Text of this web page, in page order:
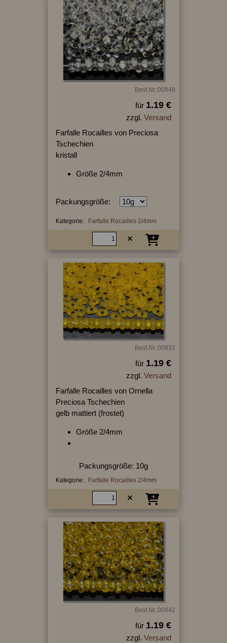
Best.Nr.:00848
für 1.19 €
zzgl. Versand
Farfalle Rocailles von Preciosa
Tschechien
kristall
Größe 2/4mm
Packungsgröße:
Kategorie: Farfalle Rocailles 2/4mm
Best.Nr.:00832
für 1.19 €
zzgl. Versand
Farfalle Rocailles von Ornella
Preciosa Tschechien
gelb mattiert (frostet)
Größe 2/4mm
Packungsgröße: 10g
Kategorie: Farfalle Rocailles 2/4mm
Best.Nr.:00842
für 1.19 €
zzgl. Versand